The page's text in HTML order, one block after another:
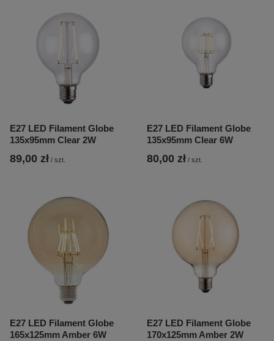
E27 LED Filament Globe
135x95mm Clear 2W
89,00 zł / szt.
E27 LED Filament Globe
135x95mm Clear 6W
80,00 zł / szt.
E27 LED Filament Globe
165x125mm Amber 6W
E27 LED Filament Globe
170x125mm Amber 2W